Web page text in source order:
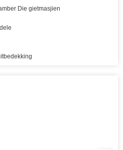
Die gietmasjien